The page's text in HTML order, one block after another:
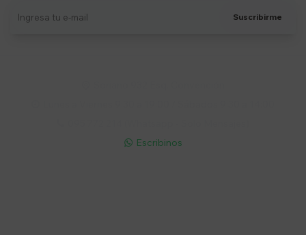
Suscribirme
 Escribinos